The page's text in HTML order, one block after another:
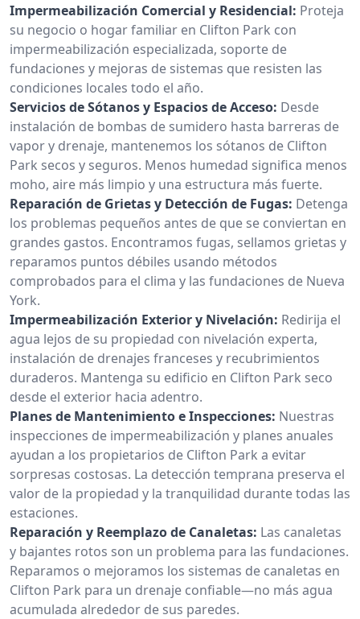
Impermeabilización Comercial y Residencial: Proteja
su negocio o hogar familiar en Clifton Park con
impermeabilización especializada, soporte de
fundaciones y mejoras de sistemas que resisten las
condiciones locales todo el año.
Servicios de Sótanos y Espacios de Acceso: Desde
instalación de bombas de sumidero hasta barreras de
vapor y drenaje, mantenemos los sótanos de Clifton
Park secos y seguros. Menos humedad significa menos
moho, aire más limpio y una estructura más fuerte.
Reparación de Grietas y Detección de Fugas: Detenga
los problemas pequeños antes de que se conviertan en
grandes gastos. Encontramos fugas, sellamos grietas y
reparamos puntos débiles usando métodos
comprobados para el clima y las fundaciones de Nueva
York.
Impermeabilización Exterior y Nivelación: Redirija el
agua lejos de su propiedad con nivelación experta,
instalación de drenajes franceses y recubrimientos
duraderos. Mantenga su edificio en Clifton Park seco
desde el exterior hacia adentro.
Planes de Mantenimiento e Inspecciones: Nuestras
inspecciones de impermeabilización y planes anuales
ayudan a los propietarios de Clifton Park a evitar
sorpresas costosas. La detección temprana preserva el
valor de la propiedad y la tranquilidad durante todas las
estaciones.
Reparación y Reemplazo de Canaletas: Las canaletas
y bajantes rotos son un problema para las fundaciones.
Reparamos o mejoramos los sistemas de canaletas en
Clifton Park para un drenaje confiable—no más agua
acumulada alrededor de sus paredes.